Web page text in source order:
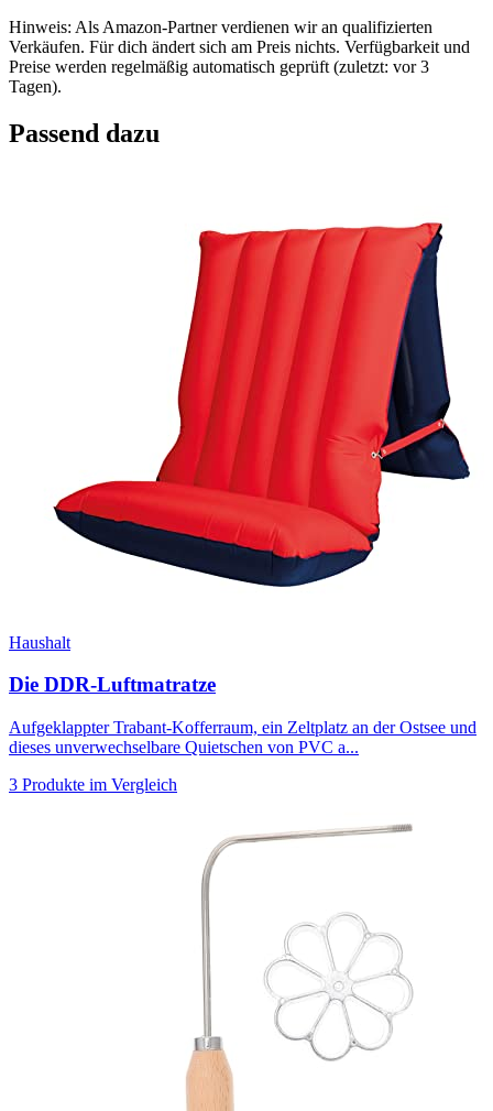
Hinweis: Als Amazon-Partner verdienen wir an qualifizierten
Verkäufen. Für dich ändert sich am Preis nichts. Verfügbarkeit und
Preise werden regelmäßig automatisch geprüft (zuletzt: vor 3
Tagen).
Passend dazu
Haushalt
Die DDR-Luftmatratze
Aufgeklappter Trabant-Kofferraum, ein Zeltplatz an der Ostsee und
dieses unverwechselbare Quietschen von PVC a...
3 Produkte im Vergleich